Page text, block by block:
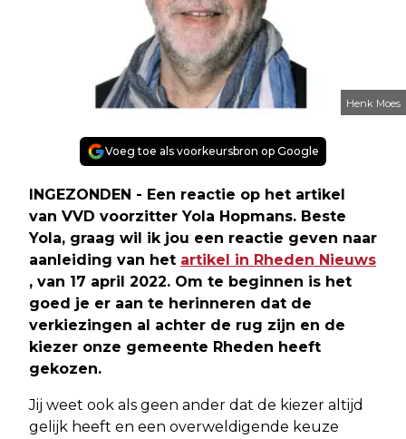
Henk Moes
Voeg toe als voorkeursbron op Google
INGEZONDEN - Een reactie op het artikel
van VVD voorzitter Yola Hopmans. Beste
Yola, graag wil ik jou een reactie geven naar
aanleiding van het artikel in Rheden Nieuws
, van 17 april 2022. Om te beginnen is het
goed je er aan te herinneren dat de
verkiezingen al achter de rug zijn en de
kiezer onze gemeente Rheden heeft
gekozen.
Jij weet ook als geen ander dat de kiezer altijd
gelijk heeft en een overweldigende keuze